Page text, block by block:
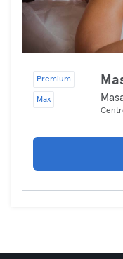
Premium
Max